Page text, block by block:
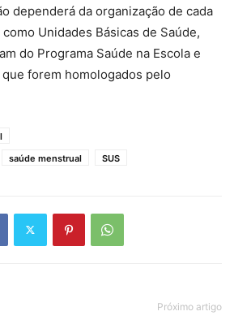
dependerá da organização de cada
Unidades Básicas de Saúde,
do Programa Saúde na Escola e
forem homologados pelo
saúde menstrual SUS
Próximo artigo